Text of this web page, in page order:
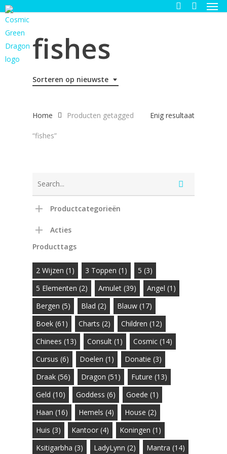
Skip
to
main
content
fishes
Sorteren op nieuwste
Enig resultaat
Home Producten getagged
“fishes”
Productcategorieën
Acties
Producttags
2 Wijzen (1) 3 Toppen (1) 5 (3)
5 Elementen (2) Amulet (39) Angel (1)
Bergen (5) Blad (2) Blauw (17)
Boek (61) Charts (2) Children (12)
Chinees (13) Consult (1) Cosmic (14)
Cursus (6) Doelen (1) Donatie (3)
Draak (56) Dragon (51) Future (13)
Geld (10) Goddess (6) Goede (1)
Haan (16) Hemels (4) House (2)
Huis (3) Kantoor (4) Koningen (1)
Ksitigarbha (3) LadyLynn (2) Mantra (14)